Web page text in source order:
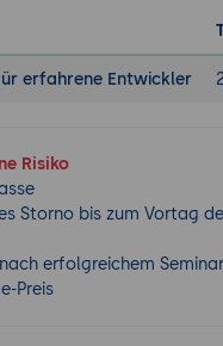
erfahrene Entwickler 2
Risiko
Storno bis zum Vortag
erfolgreichem Seminar
Preis